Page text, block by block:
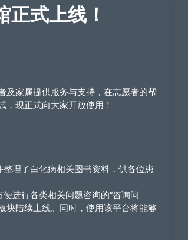
正式上线！
家属提供服务与支持，在志愿者的帮
现正式向大家开放使用！
理了白化病相关图书资料，供各位患
进行各类相关问题咨询的“咨询问
块陆续上线。同时，使用该平台将能够